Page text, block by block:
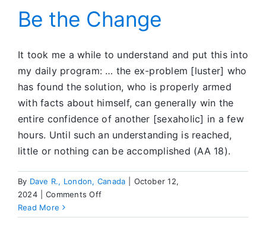
Be the Change
It took me a while to understand and put this into
my daily program: … the ex-problem [luster] who
has found the solution, who is properly armed
with facts about himself, can generally win the
entire confidence of another [sexaholic] in a few
hours. Until such an understanding is reached,
little or nothing can be accomplished (AA 18).
By Dave R., London, Canada
October 12,
2024
Comments Offon
the
Read More